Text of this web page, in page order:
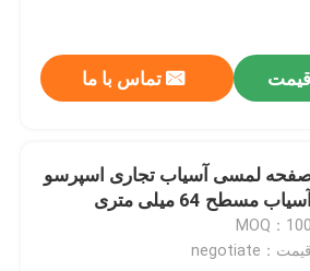
قیمت تماس با ما
لمسی آسیاب تجاری اسپرسو
آسیاب مسطح 64 میلی متری
MOQ：100
قیمت：negotiate